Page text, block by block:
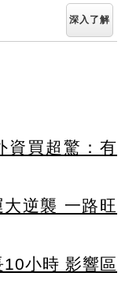
深入了解
資買超驚：有
逆襲 一路旺
小時 影響區